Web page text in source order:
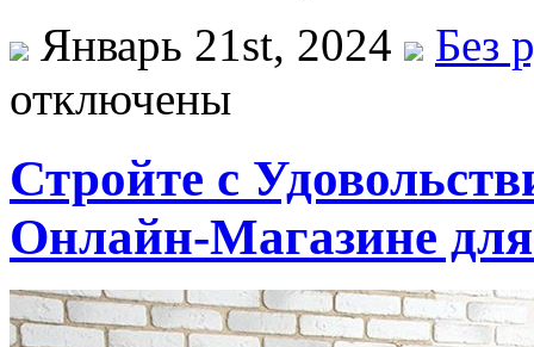
Январь 21st, 2024
Без
отключены
Стройте с
Онлайн-Магазине